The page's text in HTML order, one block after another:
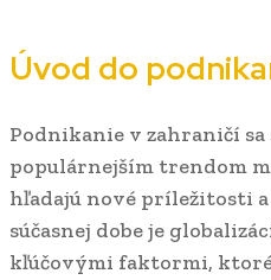
Úvod do
Podnikanie v zahraničí sa
populárnejším trendom
hľadajú nové príležitosti
súčasnej dobe je
kľúčovými faktormi,